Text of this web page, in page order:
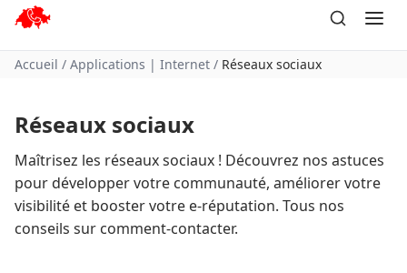
Aller
contenu
Accueil / Applications | Internet / Réseaux sociaux
Réseaux sociaux
Maîtrisez les réseaux sociaux ! Découvrez nos astuces
pour développer votre communauté, améliorer votre
visibilité et booster votre e-réputation. Tous nos
conseils sur comment-contacter.